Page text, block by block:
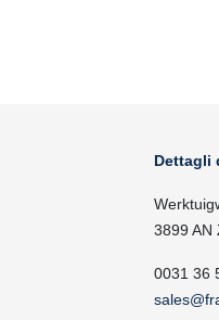
Dettagli
3899 AN
0031 36